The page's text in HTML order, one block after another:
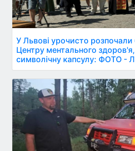
У Львові урочисто розпочали
Центру ментального
символічну капсулу: ФОТО -